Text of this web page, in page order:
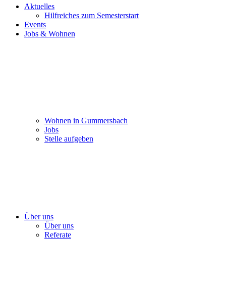
Aktuelles
Hilfreiches zum Semesterstart
Events
Jobs & Wohnen
Wohnen in Gummersbach
Jobs
Stelle aufgeben
Über uns
Über uns
Referate